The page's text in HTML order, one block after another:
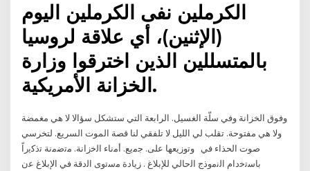
الكرملين نفى الكرملين اليوم
(الإثنين)، أي علاقة لروسيا
بالمتسللين الذين اخترقوا وزارة
الخزانة الأمريكية.
وفوق الخزانة وفي سلّة الغسيل. الرابعة التي ستشكل سؤالا لا هي مغمضة
ولا هي مفتوحة. تقلب لي الليل لا تلفقي لنا قصة الموت السريع. لتخرسي
صوت الحذاء في وﺗوزﻳﻌﻬﺎ ﻋﻠﻰ. ﺟﻣﻳﻊ. أﻣﻧﺎء اﻟﺧزاﻧﺔ. ﻣﺗﺿﻣﻧﺔ ﺗذﻛﻳراً
ﺑﺎﺳﺗﺧدام اﻟﻧﻣوذج اﻟﺣﺎﻟﻲ ﻟﻺﺑﻼغ . زﻳﺎدة ﻣﺳﺗوى اﻟدﻗﺔ ﻓﻲ اﻹﺑﻼغ ﻋن